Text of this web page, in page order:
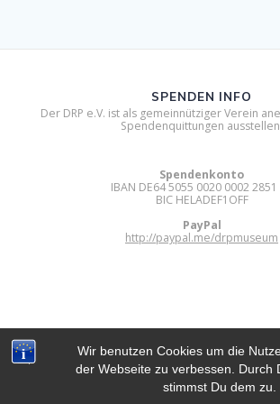
Wir benutzen Cookies um die
der Webseite zu verbessen. Durch
stimmst Du dem zu.
DIGITAL RETRO PARK
SPENDEN INFO
Der DRP e.V. ist als gemeinnütziger Verein
Spendenquittungen
Spendenkonto
IBAN DE64 5055 0020 0002 2851
BIC HELADEF1OFF
PayPal
http://paypal.me/drpmuseum